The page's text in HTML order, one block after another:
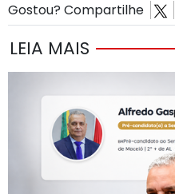
Gostou? Compartilhe
LEIA MAIS